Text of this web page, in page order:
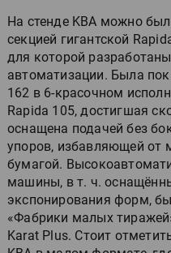
На стенде KBA можно
секцией гигантской
для которой
автоматизации. Была
162 в 6-красочном
Rapida 105, достигшая
оснащена подачей без
упоров, избавляющей от
бумагой.
машины, в т. ч.
экспонирования форм,
«Фабрики малых
Karat Plus. Стоит